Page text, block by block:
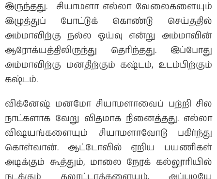
இருந்தது. சியாமளா எல்லா வேலைகளையும்
இழுத்துப் போட்டுக் கொண்டு செய்ததில்
அம்மாவிற்கு நல்ல ஓய்வு என்று அம்மாவின்
ஆரோக்யத்திலிருந்து தெரிந்தது. இப்போது
அம்மாவிற்கு மனதிற்கும் கஷ்டம், உடம்பிற்கும்
கஷ்டம்.
விக்னேஷ் மனமோ சியாமளாவைப் பற்றி சில
நாட்களாக வேறு விதமாக நினைத்தது. எல்லா
விஷயங்களையும் சியாமளாவோடு பகிர்ந்து
கொள்வான். ஆட்டோவில் ஏறிய பயணிகள்
அடிக்கும் கூத்தும், மாலை நேரக் கல்லூரியில்